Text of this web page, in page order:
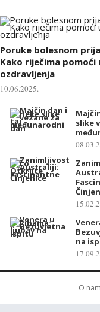
Poruke bolesnom
Kako riječima pomoći
ozdravljenja
10.06.2025.
slike
na
O